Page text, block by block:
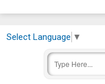
Select Language ▼